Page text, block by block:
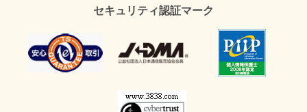
セキュリティ認証マーク